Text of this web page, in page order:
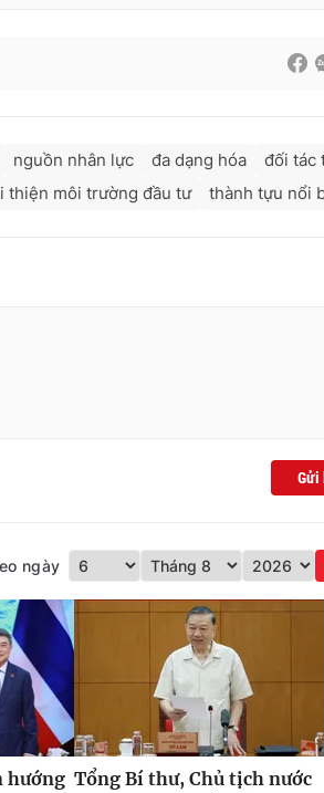
nguồn nhân lực đa dạng hóa
đối tác
thiện môi trường đầu tư thành tựu nổi
Gửi
ngày
hướng Tổng Bí thư, Chủ tịch nước